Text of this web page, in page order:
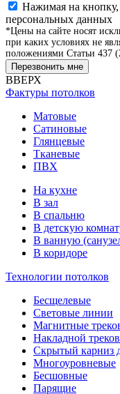
Нажимая на
персональных данных
*Цены на сайте носят
при каких условиях не
положениями Статьи 437
Перезвонить мне
ВВЕРХ
Фактуры потолков
Матовые
Сатиновые
Глянцевые
Тканевые
ПВХ
На кухне
В зал
В спальню
В детскую
В ванную
В коридоре
Технологии потолков
Бесщелевые
Световые линии
Магнитные
Накладной
Скрытый карниз
Многоуровневые
Бесшовные
Парящие